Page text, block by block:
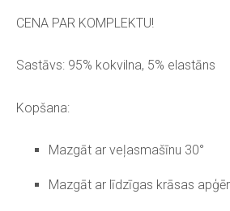
CENA PAR KOMPLEKTU!
Sastāvs: 95% kokvilna, 5% elastāns
Kopšana:
Mazgāt ar veļasmašīnu 30°
Mazgāt ar līdzīgas krāsas